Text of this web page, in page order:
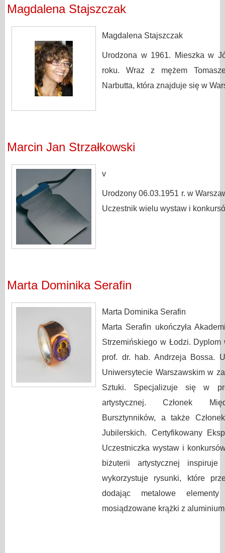
Magdalena Stajszczak
Magdalena Stajszczak
Urodzona w 1961. Mieszka w
roku. Wraz z mężem
Narbutta, która znajduje się w
Marcin Jan Strzałkowski
v
Urodzony 06.03.1951 r. w
Uczestnik wielu wystaw i
Marta Dominika Serafin
Marta Dominika Serafin
Marta Serafin ukończyła
Strzemińskiego w Łodzi.
prof. dr. hab. Andrzeja Bossa.
Uniwersytecie Warszawskim w
Sztuki. Specjalizuje się w
artystycznej. Członek
Bursztynników, a także
Jubilerskich. Certyfikowany
Uczestniczka wystaw i
biżuterii artystycznej
wykorzystuje rysunki, które
dodając metalowe
mosiądzowane krążki z